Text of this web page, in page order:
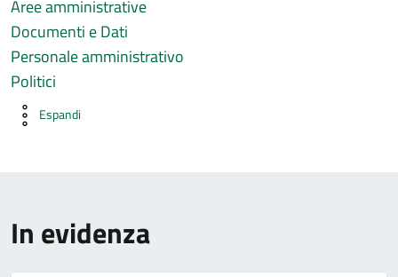
Aree amministrative
Documenti e Dati
Personale amministrativo
Politici
Espandi
In evidenza